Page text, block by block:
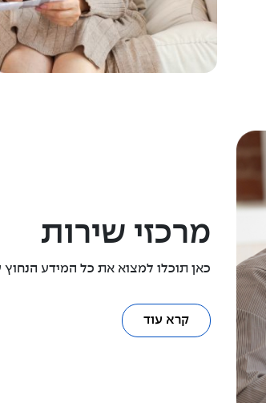
מרכזי שירות
כאן תוכלו למצוא את כל המידע
קרא עוד